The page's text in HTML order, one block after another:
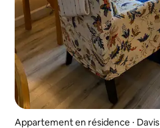
Appartement en résidence ⋅ Davis